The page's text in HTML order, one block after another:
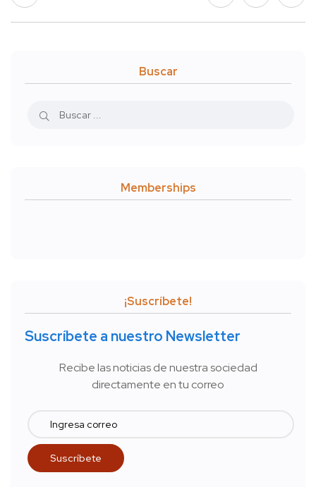
Buscar
Memberships
¡Suscríbete!
Suscríbete a nuestro Newsletter
Recibe las noticias de nuestra sociedad
directamente en tu correo